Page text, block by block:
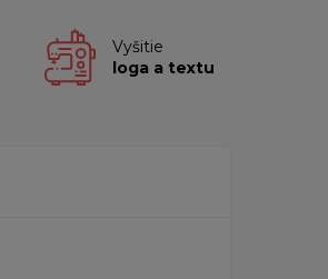
Vyšitie
loga a textu